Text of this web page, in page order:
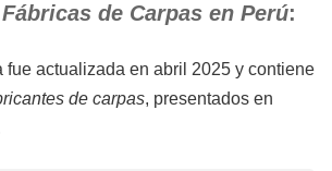
Fábricas de Carpas en Perú:
fue actualizada en abril 2025 y contiene
de carpas, presentados en